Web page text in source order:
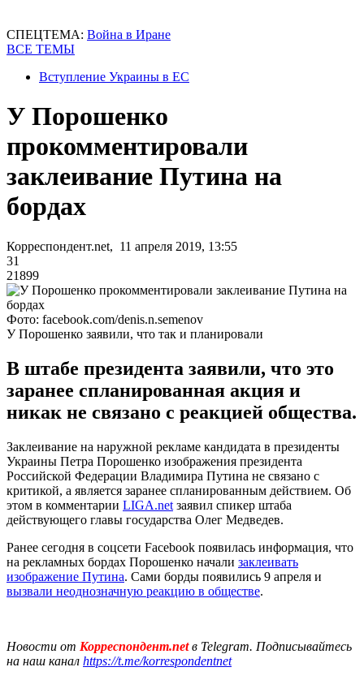
СПЕЦТЕМА: Война в Иране
ВСЕ ТЕМЫ
Вступление Украины в ЕС
У Порошенко
прокомментировали
заклеивание Путина на
бордах
Корреспондент.net, 11 апреля 2019, 13:55
31
21899
Фото: facebook.com/denis.n.semenov
У Порошенко заявили, что так и планировали
В штабе президента заявили, что это
заранее спланированная акция и
никак не связано с реакцией общества.
Заклеивание на наружной рекламе кандидата в президенты
Украины Петра Порошенко изображения президента
Российской Федерации Владимира Путина не связано с
критикой, а является заранее спланированным действием. Об
этом в комментарии LIGA.net заявил спикер штаба
действующего главы государства Олег Медведев.
Ранее сегодня в соцсети Facebook появилась информация, что
на рекламных бордах Порошенко начали заклеивать
изображение Путина. Сами борды появились 9 апреля и
вызвали неоднозначную реакцию в обществе.
Новости от Корреспондент.netв Telegram. Подписывайтесь
на наш канал https://t.me/korrespondentnet